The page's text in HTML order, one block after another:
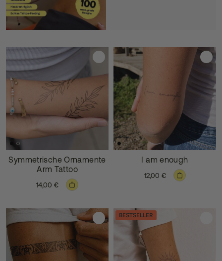
Symmetrische Ornamente
Arm Tattoo
14,00 €
I am enough
12,00 €
BESTSELLER